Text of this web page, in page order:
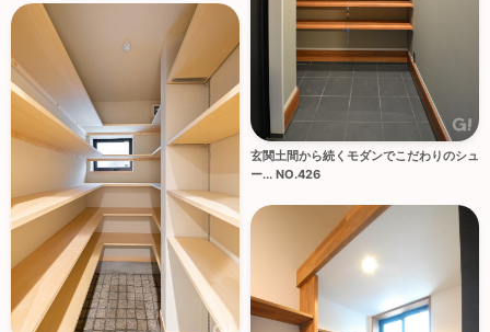
玄関土間から続くモダンでこだわりのシュ
ー... NO.426